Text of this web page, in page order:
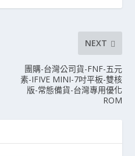
NEXT
團購-台灣公司貨-FNF-五元
素-IFIVE MINI-7吋平板-雙核
版-常態備貨-台灣專用優化
ROM